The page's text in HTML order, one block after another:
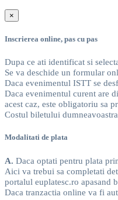
×
Inscrierea online, pas cu pas
Dupa ce ati identificat si
Se va deschide un formular
Daca evenimentul ISTT se
Daca evenimentul curent are
acest caz, este obligatoriu sa
Costul biletului
Modalitati de plata
A. Daca optati pentru plata
Aici va trebui sa completati
portalul euplatesc.ro apasand
Daca tranzactia online va fi